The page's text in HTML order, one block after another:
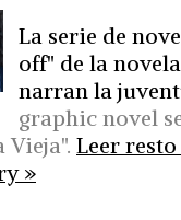
La serie de
off" de la
narran la
graphic novel
Vieja". Leer
»